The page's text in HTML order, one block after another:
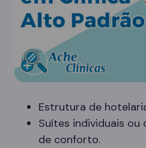
Estrutura de
Suítes individuais ou
de conforto.